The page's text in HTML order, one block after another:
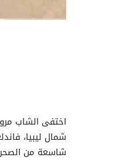
اختفى الشاب
شمال ليبيا،
شاسعة من